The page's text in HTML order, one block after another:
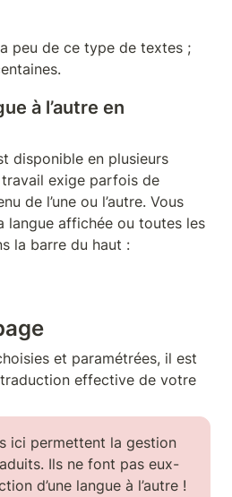
peu de ce type de textes ;
à l’autre en
disponible en plusieurs
exige parfois de
de l’une ou l’autre. Vous
langue affichée ou toutes les
la barre du haut :
et paramétrées, il est
effective de votre
ici permettent la gestion
Ils ne font pas eux-
d’une langue à l’autre !